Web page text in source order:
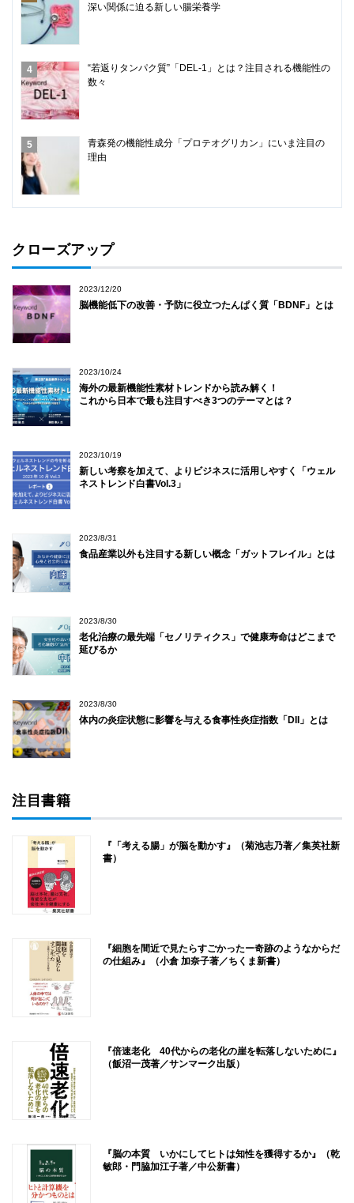
深い関係に迫る新しい腸栄養学
“若返りタンパク質”「DEL-1」とは？注目される機能性の
数々
青森発の機能性成分「プロテオグリカン」にいま注目の
理由
クローズアップ
2023/12/20
脳機能低下の改善・予防に役立つたんぱく質「BDNF」とは
2023/10/24
海外の最新機能性素材トレンドから読み解く！
これから日本で最も注目すべき3つのテーマとは？
2023/10/19
新しい考察を加えて、よりビジネスに活用しやすく「ウェル
ネストレンド白書Vol.3」
2023/8/31
食品産業以外も注目する新しい概念「ガットフレイル」とは
2023/8/30
老化治療の最先端「セノリティクス」で健康寿命はどこまで
延びるか
2023/8/30
体内の炎症状態に影響を与える食事性炎症指数「DII」とは
注目書籍
『「考える腸」が脳を動かす』（菊池志乃著／集英社新
書）
『細胞を間近で見たらすごかったー奇跡のようなからだ
の仕組み』（小倉 加奈子著／ちくま新書）
『倍速老化 40代からの老化の崖を転落しないために』
（飯沼一茂著／サンマーク出版）
『脳の本質 いかにしてヒトは知性を獲得するか』（乾
敏郎・門脇加江子著／中公新書）